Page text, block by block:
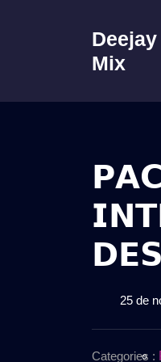
Mix
25 de
Categories :